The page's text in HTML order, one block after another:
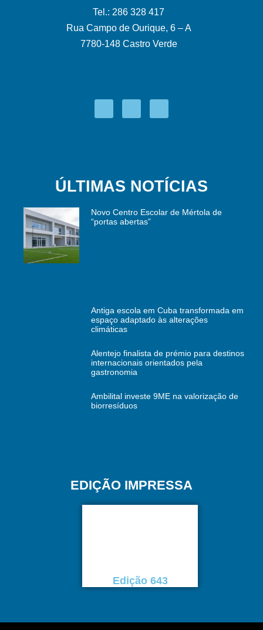
Tel.: 286 328 417
Rua Campo de Ourique, 6 – A
7780-148 Castro Verde
ÚLTIMAS NOTÍCIAS
Novo Centro Escolar de Mértola de
“portas abertas”
Antiga escola em Cuba transformada em
espaço adaptado às alterações
climáticas
Alentejo finalista de prémio para destinos
internacionais orientados pela
gastronomia
Ambilital investe 9ME na valorização de
biorresíduos
EDIÇÃO IMPRESSA
Edição 643